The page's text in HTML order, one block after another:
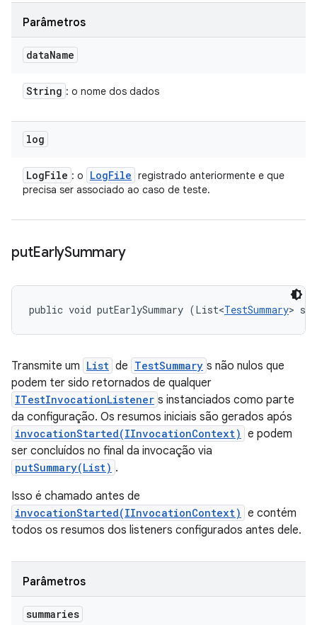
Parâmetros
dataName
String : o nome dos dados
log
LogFile : o LogFile registrado anteriormente e que
precisa ser associado ao caso de teste.
putEarlySummary
public void putEarlySummary (List<TestSummary>
Transmite um List de TestSummary s não nulos que
podem ter sido retornados de qualquer
ITestInvocationListener s instanciados como parte
da configuração. Os resumos iniciais são gerados após
invocationStarted(IInvocationContext) e podem
ser concluídos no final da invocação via
putSummary(List) .
Isso é chamado antes de
invocationStarted(IInvocationContext) e contém
todos os resumos dos listeners configurados antes dele.
Parâmetros
summaries